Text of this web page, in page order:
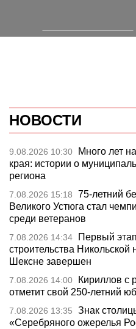
НОВОСТИ
9.08.2026 10:30
Много лет
края: истории о
региона
7.08.2026 15:18
75-летний
Великого Устюга стал
среди ветеранов
7.08.2026 14:34
Первый этап
строительства Никольской
Шексне завершен
7.08.2026 14:00
Кириллов с
отметит свой 250-летний
7.08.2026 13:35
Знак
«Серебряного ожерелья